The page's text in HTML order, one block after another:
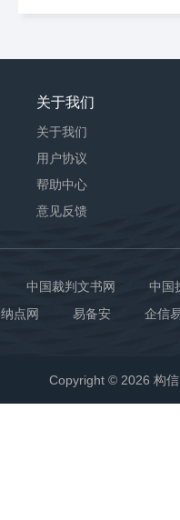
关于我们
关于我们
用户协议
帮助中心
意见反馈
中国裁判文书网
中国
纳点网 易备安 企信
Copyright © 2026 构